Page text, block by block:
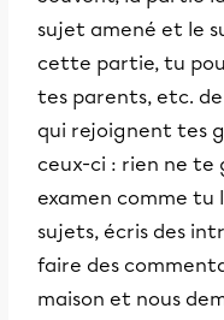
sujet amené et le
cette partie, tu
tes parents, etc.
qui rejoignent tes
ceux-ci : rien ne
examen comme tu
sujets, écris des
faire des
maison et nous